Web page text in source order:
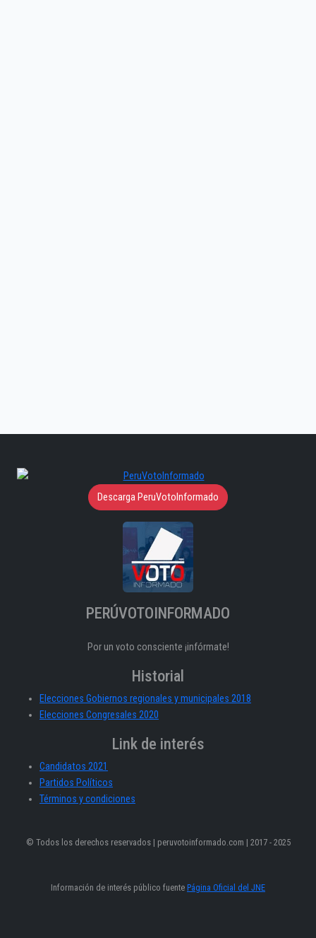
Descarga PeruVotoInformado
PERÚVOTOINFORMADO
Por un voto consciente ¡infórmate!
Historial
Elecciones Gobiernos regionales y municipales 2018
Elecciones Congresales 2020
Link de interés
Candidatos 2021
Partidos Políticos
Términos y condiciones
© Todos los derechos reservados | peruvotoinformado.com | 2017 - 2025
Información de interés público fuente Página Oficial del JNE